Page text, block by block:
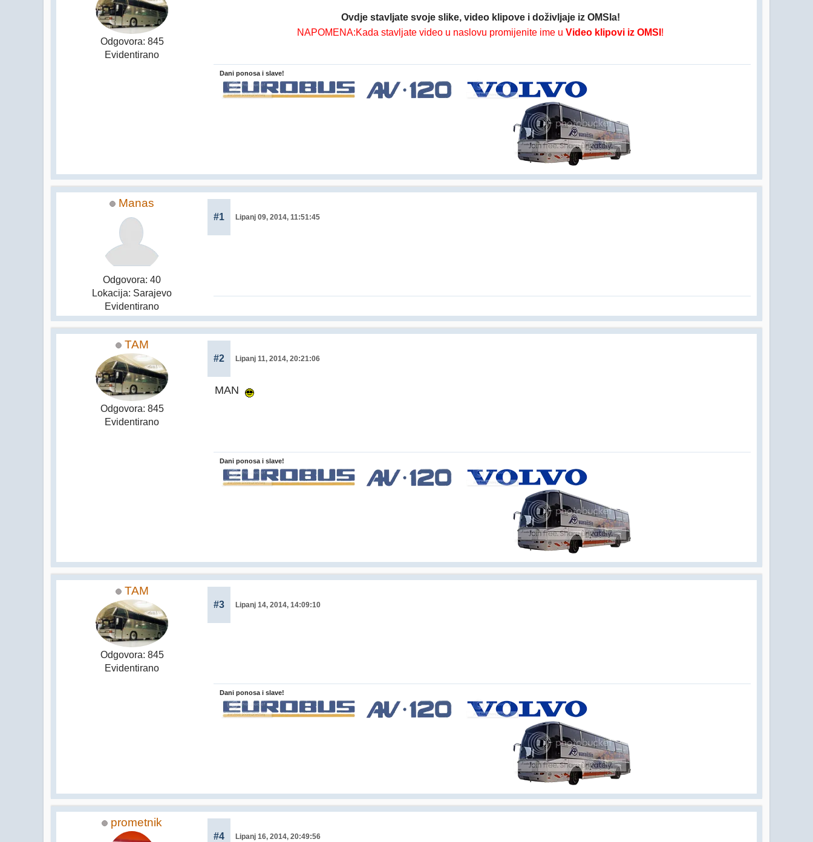
Odgovora: 845
Evidentirano
Ovdje stavljate svoje slike, video klipove i doživljaje iz OMSIa!
NAPOMENA:Kada stavljate video u naslovu promijenite ime u Video klipovi iz OMSI !
Dani ponosa i slave!
Manas
Odgovora: 40
Lokacija: Sarajevo
Evidentirano
#1 Lipanj 09, 2014, 11:51:45
TAM
Odgovora: 845
Evidentirano
#2 Lipanj 11, 2014, 20:21:06
MAN
Dani ponosa i slave!
TAM
Odgovora: 845
Evidentirano
#3 Lipanj 14, 2014, 14:09:10
Dani ponosa i slave!
prometnik
#4 Lipanj 16, 2014, 20:49:56